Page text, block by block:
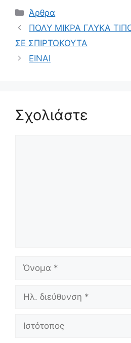
Κατηγορίες
Άρθρα
ΠΟΛΥ ΜΙΚΡΑ ΓΛΥΚΑ
ΣΕ ΣΠΙΡΤΟΚΟΥΤΑ
ΕΙΝΑΙ
Σχολιάστε
διεύθυνση